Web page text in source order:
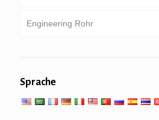
Engineering Rohr
Mechanische und Präzisionsrohr
Sprache